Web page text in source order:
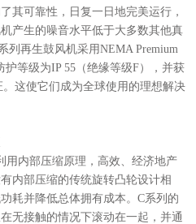
其可靠性，日复一日地完美运行，
产生的噪音水平低于大多数其他真
列再生鼓风机采用NEMA Premium
护等级为IP 55（绝缘等级F），并获
。这使它们成为全球使用的理想解决
用内部压缩原理，高效、经济地产
内部压缩的传统旋转凸轮设计相
耗并降低总体拥有成本。C系列的
无接触的情况下滚动在一起，并通